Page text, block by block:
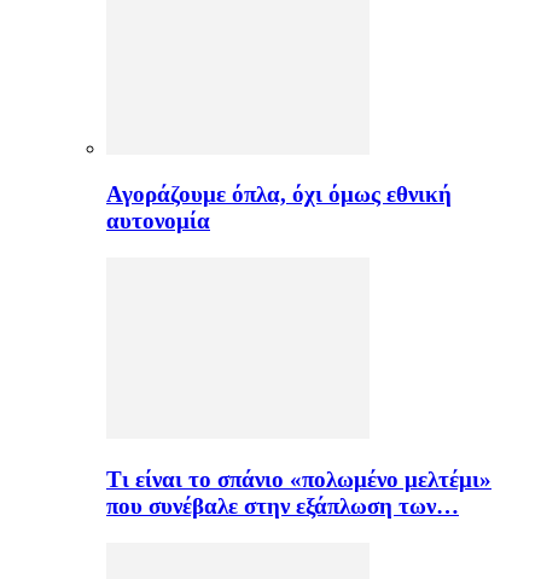
Αγοράζουμε όπλα, όχι όμως εθνική
αυτονομία
Τι είναι το σπάνιο «πολωμένο μελτέμι»
που συνέβαλε στην εξάπλωση των…